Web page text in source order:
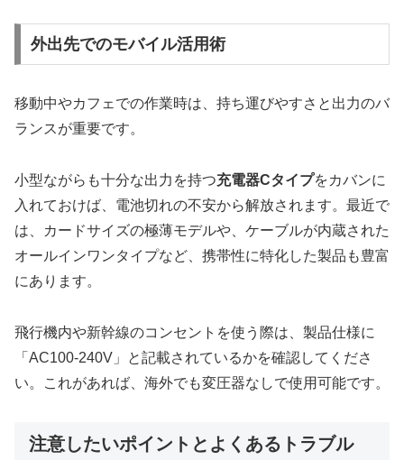
外出先でのモバイル活用術
移動中やカフェでの作業時は、持ち運びやすさと出力のバ
ランスが重要です。
小型ながらも十分な出力を持つ充電器Cタイプをカバンに
入れておけば、電池切れの不安から解放されます。最近で
は、カードサイズの極薄モデルや、ケーブルが内蔵された
オールインワンタイプなど、携帯性に特化した製品も豊富
にあります。
飛行機内や新幹線のコンセントを使う際は、製品仕様に
「AC100-240V」と記載されているかを確認してくださ
い。これがあれば、海外でも変圧器なしで使用可能です。
注意したいポイントとよくあるトラブル